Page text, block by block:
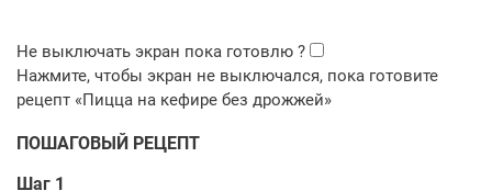
ПОШАГОВЫЙ РЕЦЕПТ
Шаг 1